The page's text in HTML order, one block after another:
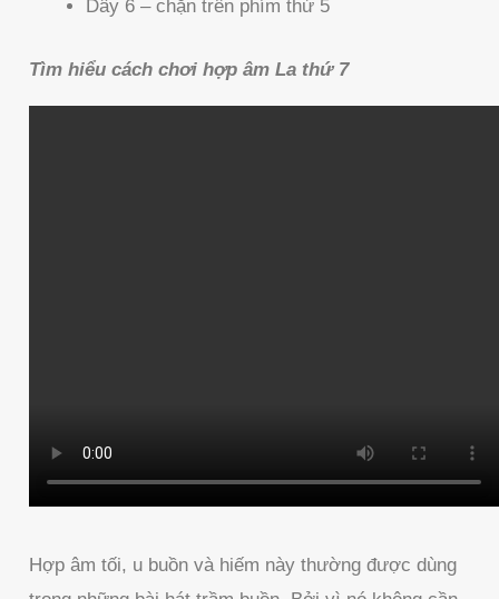
Dây 6 – chặn trên phím thứ 5
Tìm hiểu cách chơi hợp âm La thứ 7
Hợp âm tối, u buồn và hiếm này thường được dùng